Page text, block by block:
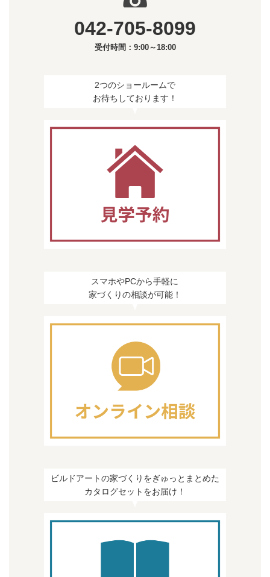
042-705-8099
受付時間：9:00～18:00
2つのショールームで
お待ちしております！
スマホやPCから手軽に
家づくりの相談が可能！
ビルドアートの家づくりをぎゅっとまとめた
カタログセットをお届け！